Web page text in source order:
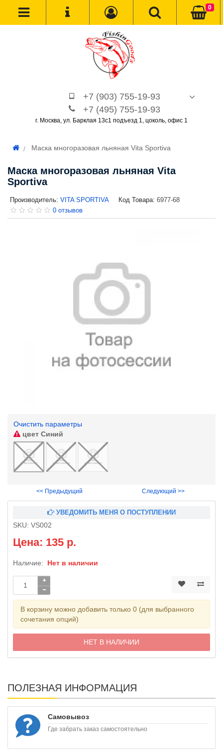
+7 (903) 755-19-93
+7 (495) 755-19-93
г. Москва, ул. Барклая 13с1 подъезд 1, цоколь, офис 1
0
Маска многоразовая льняная Vita Sportiva
Маска многоразовая льняная Vita
Sportiva
Производитель: VITA SPORTIVA Код Товара: 6977-68
0 отзывов
Очистить параметры
цвет Синий
<< Предыдущий Следующий >>
УВЕДОМИТЬ МЕНЯ О ПОСТУПЛЕНИИ
SKU: VS002
Цена: 135 р.
Наличие: Нет в наличии
В корзину можно добавить только 0 (для выбранного
сочетания опций)
НЕТ В НАЛИЧИИ
ПОЛЕЗНАЯ ИНФОРМАЦИЯ
Самовывоз
Где забрать заказ самостоятельно